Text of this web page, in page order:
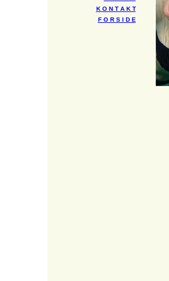
K O N T A K T
F O R S I D E